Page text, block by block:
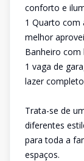
conforto e
1 Quarto com
melhor
Banheiro com
1 vaga de
lazer
Trata-se de
diferentes
para toda a
espaços.